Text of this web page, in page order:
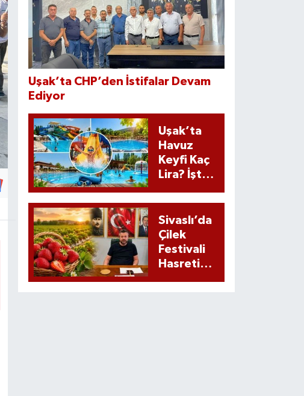
Uşak’ta CHP’den İstifalar Devam
Ediyor
Uşak’ta
Havuz
Keyfi Kaç
Lira? İşte
Ücretler
Sivaslı’da
Çilek
Festivali
Hasreti